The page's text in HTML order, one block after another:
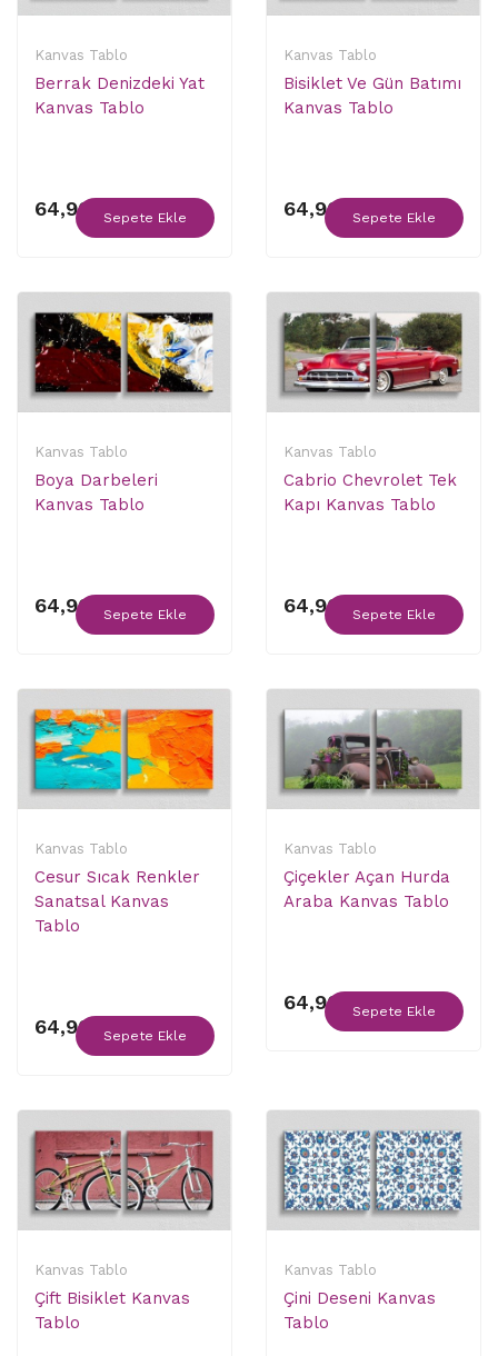
Kanvas Tablo
Berrak Denizdeki Yat
Kanvas Tablo
64,90 ₺Sepete Ekle
Kanvas Tablo
Bisiklet Ve Gün Batımı
Kanvas Tablo
64,90 ₺Sepete Ekle
Kanvas Tablo
Boya Darbeleri
Kanvas Tablo
64,90 ₺Sepete Ekle
Kanvas Tablo
Cabrio Chevrolet Tek
Kapı Kanvas Tablo
64,90 ₺Sepete Ekle
Kanvas Tablo
Cesur Sıcak Renkler
Sanatsal Kanvas
Tablo
64,90 ₺Sepete Ekle
Kanvas Tablo
Çiçekler Açan Hurda
Araba Kanvas Tablo
64,90 ₺Sepete Ekle
Kanvas Tablo
Çift Bisiklet Kanvas
Tablo
Kanvas Tablo
Çini Deseni Kanvas
Tablo